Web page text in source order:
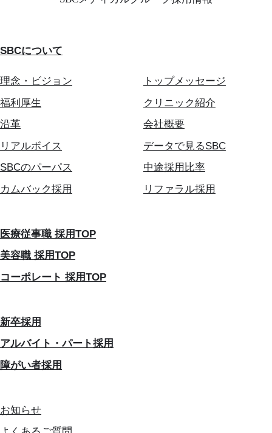
SBCについて
理念・ビジョン
トップメッセージ
福利厚生
クリニック紹介
沿革
会社概要
リアルボイス
データで見るSBC
SBCのパーパス
中途採用比率
カムバック採用
リファラル採用
医療従事職 採用TOP
美容職 採用TOP
コーポレート 採用TOP
新卒採用
アルバイト・パート採用
障がい者採用
お知らせ